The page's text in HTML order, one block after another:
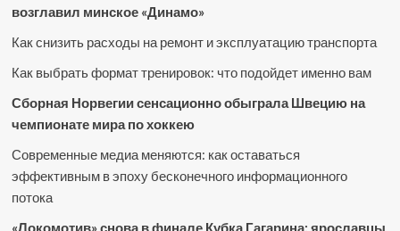
возглавил минское «Динамо»
Как снизить расходы на ремонт и эксплуатацию транспорта
Как выбрать формат тренировок: что подойдет именно вам
Сборная Норвегии сенсационно обыграла Швецию на
чемпионате мира по хоккею
Современные медиа меняются: как оставаться
эффективным в эпоху бесконечного информационного
потока